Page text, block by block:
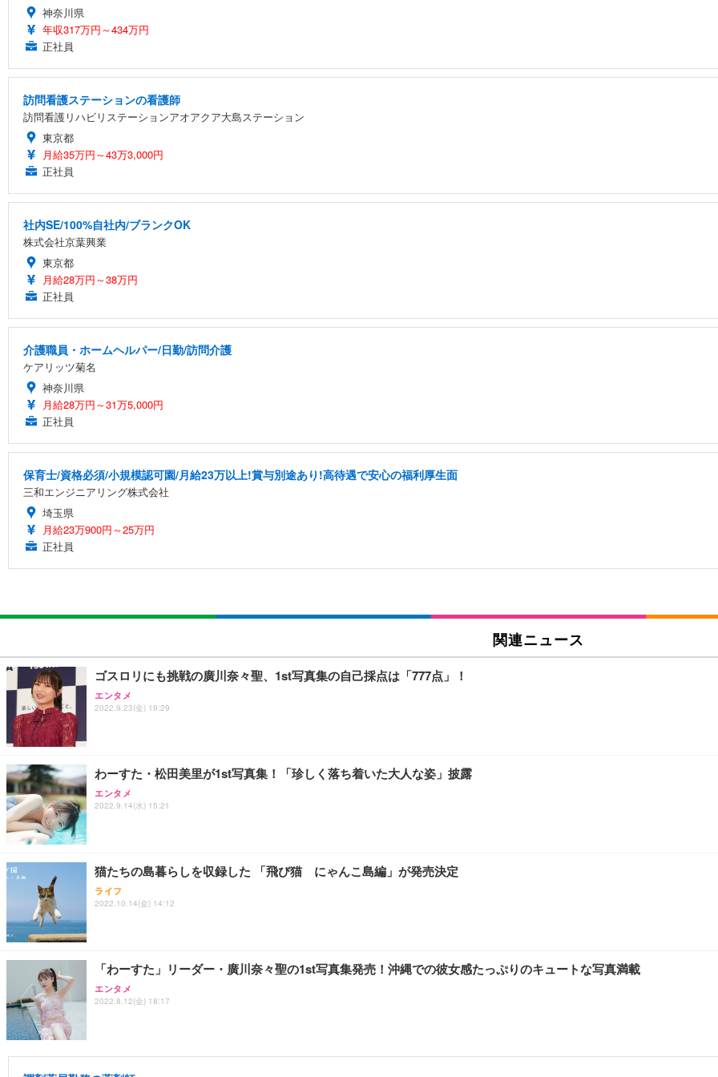
神奈川県
年収317万円～434万円
正社員
訪問看護ステーションの看護師
訪問看護リハビリステーションアオアクア大島ステーション
東京都
月給35万円～43万3,000円
正社員
社内SE/100%自社内/ブランクOK
株式会社京葉興業
東京都
月給28万円～38万円
正社員
介護職員・ホームヘルパー/日勤/訪問介護
ケアリッツ菊名
神奈川県
月給28万円～31万5,000円
正社員
保育士/資格必須/小規模認可園/月給23万以上!賞与別途あり!高待遇で安心の福利厚生面
三和エンジニアリング株式会社
埼玉県
月給23万900円～25万円
正社員
関連ニュース
ゴスロリにも挑戦の廣川奈々聖、1st写真集の自己採点は「777点」！
エンタメ
2022.9.23(金) 19:29
わーすた・松田美里が1st写真集！「珍しく落ち着いた大人な姿」披露
エンタメ
2022.9.14(水) 15:21
猫たちの島暮らしを収録した 「飛び猫 にゃんこ島編」が発売決定
ライフ
2022.10.14(金) 14:12
「わーすた」リーダー・廣川奈々聖の1st写真集発売！沖縄での彼女感たっぷりのキュートな写真満載
エンタメ
2022.8.12(金) 18:17